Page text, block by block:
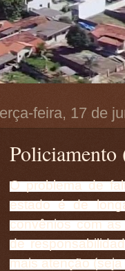
feira, 17 de
Policiamento
O problema de
estado é de
convênios com
de
mais atenção